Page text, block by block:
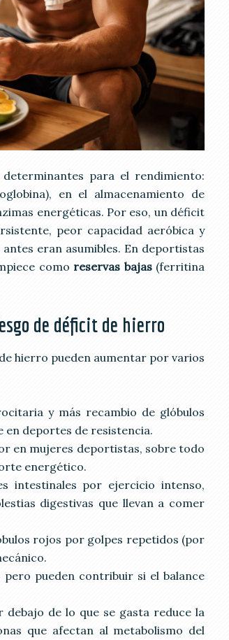
para el rendimiento:
en el almacenamiento de
energéticas. Por eso, un déficit
peor capacidad aeróbica y
eran asumibles. En deportistas
como reservas bajas(ferritina
de déficit de hierro
hierro pueden aumentar por varios
y más recambio de glóbulos
deportes de resistencia.
en mujeres deportistas, sobre todo
energético.
intestinales por ejercicio intenso,
digestivas que llevan a comer
rojos por golpes repetidos (por
pero pueden contribuir si el balance
debajo de lo que se gasta reduce la
que afectan al metabolismo del